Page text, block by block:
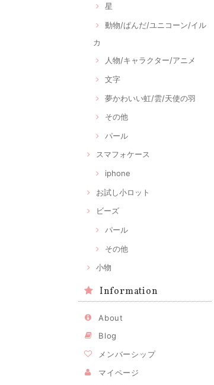
星
動物/ぱんだ/ユニコーン/イル
カ
人物/キャラクター/アニメ
文字
夢かわいい虹/雲/天使の羽
その他
パール
スマフォケース
iphone
お試し小ロット
ビーズ
パール
その他
小物
Information
About
Blog
メンバーシップ
マイページ